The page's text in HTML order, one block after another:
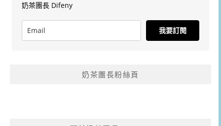
奶茶團長 Difeny
我要訂閱
奶茶團長粉絲頁